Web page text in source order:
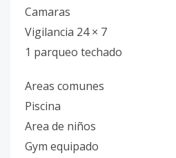
Camaras
Vigilancia 24 × 7
1 parqueo techado
Areas comunes
Piscina
Area de niños
Gym equipado